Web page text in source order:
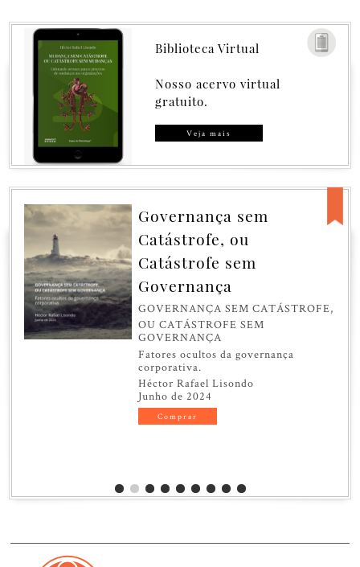
Biblioteca Virtual
Nosso acervo virtual
gratuito.
Veja mais
Governança sem
Catástrofe, ou
Catástrofe sem
Governança
GOVERNANÇA SEM CATÁSTROFE,
OU CATÁSTROFE SEM
GOVERNANÇA
Fatores ocultos da governança
corporativa.
Héctor Rafael Lisondo
Junho de 2024
Comprar